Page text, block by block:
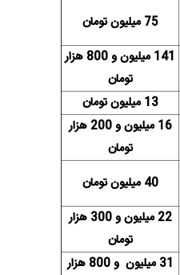
75 میلیون تومان
141 میلیون و 800 هزار
تومان
13 میلیون تومان
16 میلیون و 200 هزار
تومان
40 میلیون تومان
22 میلیون و 300 هزار
تومان
31 میلیون و 800 هزار